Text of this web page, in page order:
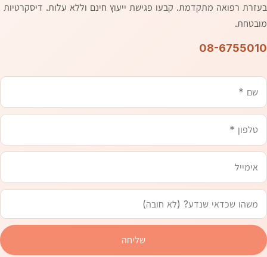
בעזרת רפואה מתקדמת. קבעו פגישת ייעוץ חינם וללא עלות. דיסקרטיות
מובטחת.
08-6755010
שם
טלפון
אימייל
משהו
שנדע
שליחה